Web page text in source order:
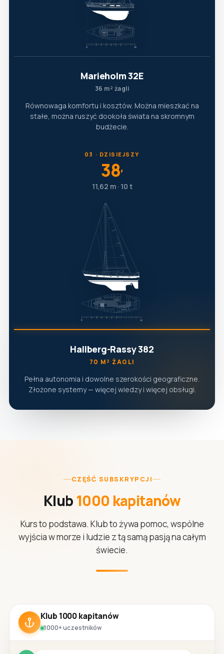
Marieholm 32E
36 m² żagli
Równowaga komfortu i kosztów. Można mieszkać na
stałe, można ruszyć dookoła świata na skromnym
budżecie.
03 · DZISIEJSZY
38′
11,62 m · 10 t
Hallberg-Rassy 382
70 M² ŻAGLI
Pełna autonomia i dowolne szerokości geograficzne.
Złożone systemy — więcej wiedzy i więcej obsługi.
CZĘŚĆ SUBSKRYPCJI
Klub 1000 kapitanów
Kurs to podstawa. Klub to żywa pomoc, wspólne
wyjścia w morze i ludzie z tą samą pasją na całym
świecie.
Klub 1000 kapitanów
1000+ uczestników